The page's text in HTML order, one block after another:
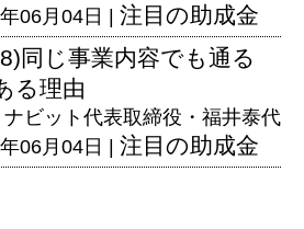
06月04日 | 注目の助成金
同じ事業内容でも通る
る理由
ビット代表取締役・福井泰代
06月04日 | 注目の助成金